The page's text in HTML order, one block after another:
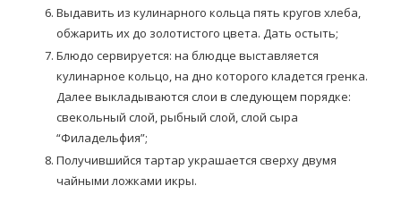
Выдавить из кулинарного кольца пять кругов хлеба,
обжарить их до золотистого цвета. Дать остыть;
Блюдо сервируется: на блюдце выставляется
кулинарное кольцо, на дно которого кладется гренка.
Далее выкладываются слои в следующем порядке:
свекольный слой, рыбный слой, слой сыра
“Филадельфия”;
Получившийся тартар украшается сверху двумя
чайными ложками икры.